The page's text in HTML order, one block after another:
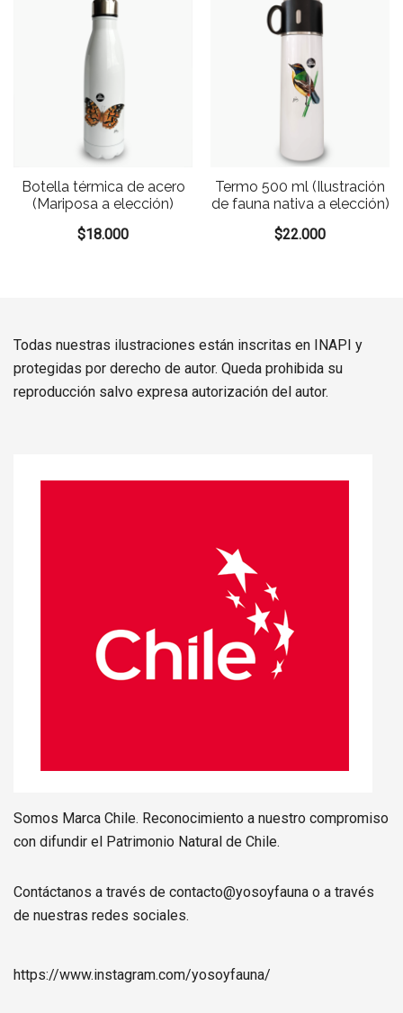
Botella térmica de acero
(Mariposa a elección)
$18.000
Termo 500 ml (Ilustración
de fauna nativa a elección)
$22.000
Todas nuestras ilustraciones están inscritas en INAPI y
protegidas por derecho de autor. Queda prohibida su
reproducción salvo expresa autorización del autor.
Somos Marca Chile. Reconocimiento a nuestro compromiso
con difundir el Patrimonio Natural de Chile.
Contáctanos a través de contacto@yosoyfauna o a través
de nuestras redes sociales.
https://www.instagram.com/yosoyfauna/